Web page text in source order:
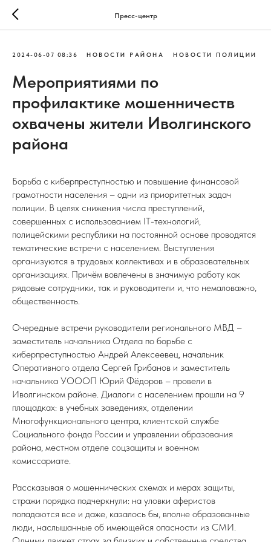
Пресс-центр
2024-06-07 08:36 НОВОСТИ РАЙОНА НОВОСТИ ПОЛИЦИИ
Мероприятиями по
профилактике мошенничеств
охвачены жители Иволгинского
района
Борьба с киберпреступностью и повышение финансовой
грамотности населения – одни из приоритетных задач
полиции. В целях снижения числа преступлений,
совершенных с использованием IT-технологий,
полицейскими республики на постоянной основе проводятся
тематические встречи с населением. Выступления
организуются в трудовых коллективах и в образовательных
организациях. Причём вовлечены в значимую работу как
рядовые сотрудники, так и руководители и, что немаловажно,
общественность.
Очередные встречи руководители регионального МВД –
заместитель начальника Отдела по борьбе с
киберпреступностью Андрей Алексеевец, начальник
Оперативного отдела Сергей Грибанов и заместитель
начальника УОООП Юрий Фёдоров – провели в
Иволгинском районе. Диалоги с населением прошли на 9
площадках: в учебных заведениях, отделении
Многофункционального центра, клиентской службе
Социального фонда России и управлении образования
района, местном отделе соцзащиты и военном
комиссариате.
Рассказывая о мошеннических схемах и мерах защиты,
стражи порядка подчеркнули: на уловки аферистов
попадаются все и даже, казалось бы, вполне образованные
люди, наслышанные об имеющейся опасности из СМИ.